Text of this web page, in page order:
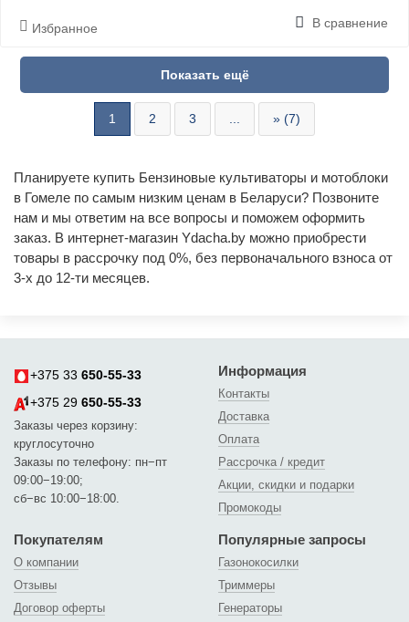
Избранное В сравнение
1 2 3 » (7)
Планируете купить Бензиновые культиваторы и мотоблоки
в Гомеле по самым низким ценам в Беларуси? Позвоните
нам и мы ответим на все вопросы и поможем оформить
заказ. В интернет-магазин Ydacha.by можно приобрести
товары в рассрочку под 0%, без первоначального взноса от
3-х до 12-ти месяцев.
+375 33 650-55-33
+375 29 650-55-33
Заказы через корзину:
круглосуточно
Заказы по телефону: пн−пт
09:00−19:00;
сб−вс 10:00−18:00.
Информация
Контакты
Доставка
Оплата
Рассрочка / кредит
Акции, скидки и подарки
Промокоды
Покупателям
О компании
Отзывы
Договор оферты
Популярные запросы
Газонокосилки
Триммеры
Генераторы